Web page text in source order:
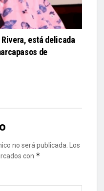
Rivera, está delicada
de
no será publicada.
Los
con *